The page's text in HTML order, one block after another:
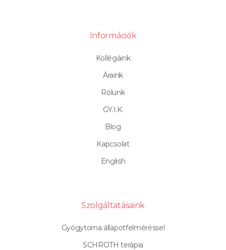
Információk
Kollégáink
Áraink
Rólunk
GY.I.K.
Blog
Kapcsolat
English
Szolgáltatásaink
Gyógytorna állapotfelméréssel
SCHROTH terápia